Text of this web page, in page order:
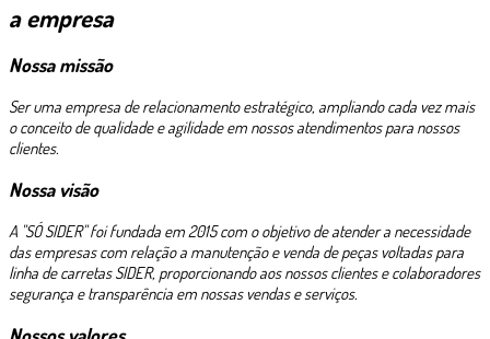
a empresa
Nossa missão
Ser uma empresa de relacionamento estratégico, ampliando cada vez mais
o conceito de qualidade e agilidade em nossos atendimentos para nossos
clientes.
Nossa visão
A "SÓ SIDER" foi fundada em 2015 com o objetivo de atender a necessidade
das empresas com relação a manutenção e venda de peças voltadas para
linha de carretas SIDER, proporcionando aos nossos clientes e colaboradores
segurança e transparência em nossas vendas e serviços.